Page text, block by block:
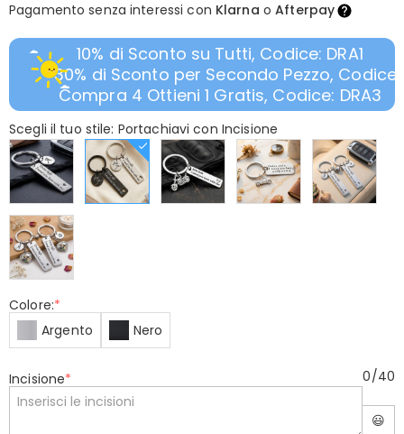
Pagamento senza interessi con Klarna oAfterpay
10% di Sconto su Tutti, Codice: DRA1
30% di Sconto per Secondo Pezzo, Codice:
Compra 4 Ottieni 1 Gratis, Codice: DRA3
Scegli il tuo stile: Portachiavi con Incisione
Colore:*
Argento
Nero
Incisione* 0/40
😃